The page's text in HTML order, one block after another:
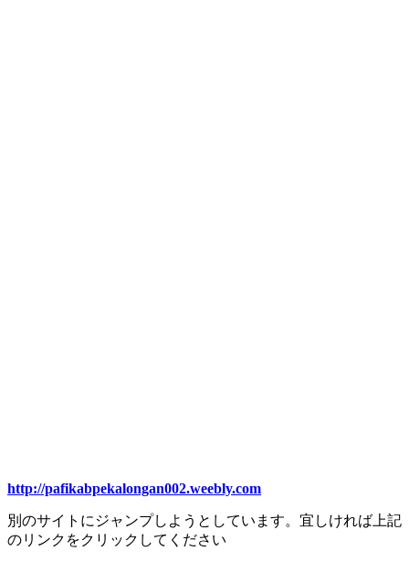
http://pafikabpekalongan002.weebly.com
別のサイトにジャンプしようとしています。宜しければ上記
のリンクをクリックしてください